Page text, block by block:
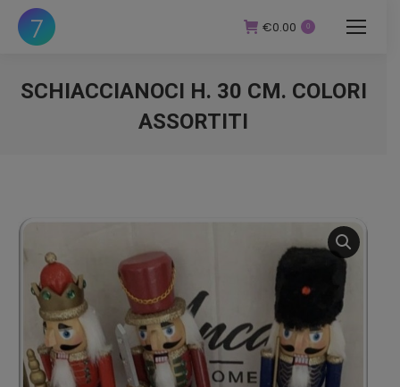
€0.00 0
SCHIACCIANOCI H. 30 CM. COLORI
ASSORTITI